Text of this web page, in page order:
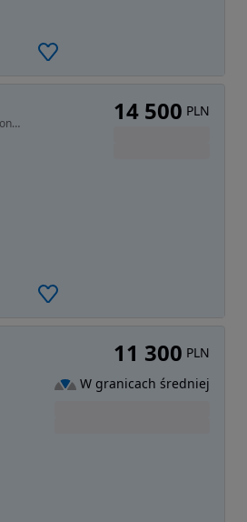
1598 cm3 • 115 KM • Renault Mégane II Coupé-Cabriolet 1.6 16V Privilège | Czerwona skóra | 14 500 PLN
11 300 PLN
W granicach średniej